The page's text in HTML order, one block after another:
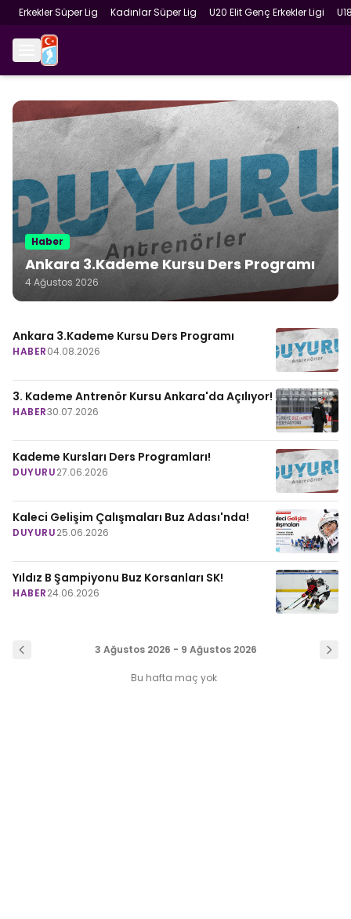
Erkekler Süper Lig Kadınlar Süper Lig U20 Elit Genç Erkekler Ligi
Haber
Ankara 3.Kademe Kursu Ders Programı
4 Ağustos 2026
Ankara 3.Kademe Kursu Ders Programı
HABER04.08.2026
3. Kademe Antrenör Kursu Ankara'da Açılıyor!
HABER30.07.2026
Kademe Kursları Ders Programları!
DUYURU27.06.2026
Kaleci Gelişim Çalışmaları Buz Adası'nda!
DUYURU25.06.2026
Yıldız B Şampiyonu Buz Korsanları SK!
HABER24.06.2026
3 Ağustos 2026 - 9 Ağustos 2026
Bu hafta maç yok